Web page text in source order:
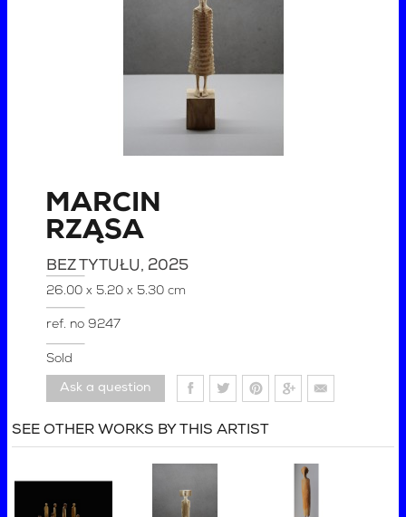
MARCIN
RZĄSA
BEZ TYTUŁU, 2025
26.00 x 5.20 x 5.30 cm
ref. no9247
Sold
Ask a question
SEE OTHER WORKS BY THIS ARTIST